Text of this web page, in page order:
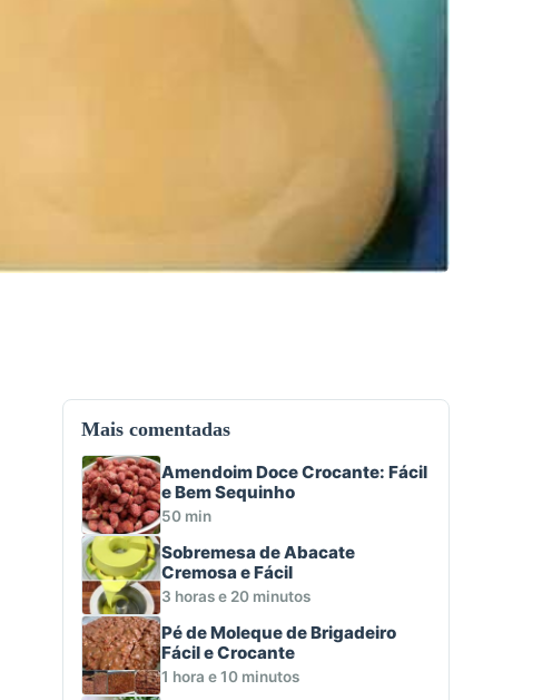
Mais comentadas
Amendoim Doce Crocante: Fácil
e Bem Sequinho
50 min
Sobremesa de Abacate
Cremosa e Fácil
3 horas e 20 minutos
Pé de Moleque de Brigadeiro
Fácil e Crocante
1 hora e 10 minutos